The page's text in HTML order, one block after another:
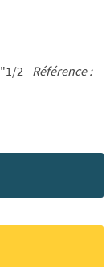
2 - Référence :